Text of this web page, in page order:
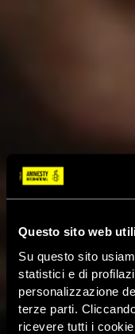
Questo sito web
Su questo sito
statistici e di
personalizzazione
terze parti.
ricevere tutti i